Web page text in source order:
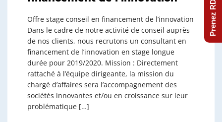
Offre stage conseil en financement de l’innovation
Dans le cadre de notre activité de conseil auprès
de nos clients, nous recrutons un consultant en
financement de l’innovation en stage longue
durée pour 2019/2020. Mission : Directement
rattaché à l’équipe dirigeante, la mission du
chargé d’affaires sera l’accompagnement des
sociétés innovantes et/ou en croissance sur leur
problématique […]
Prenez RDV